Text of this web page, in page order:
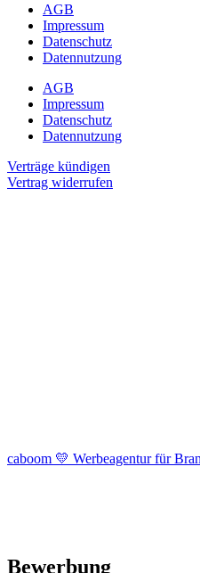
AGB
Impressum
Datenschutz
Datennutzung
AGB
Impressum
Datenschutz
Datennutzung
Verträge kündigen
Vertrag widerrufen
caboom 💛 Werbeagentur für
Bewerbung